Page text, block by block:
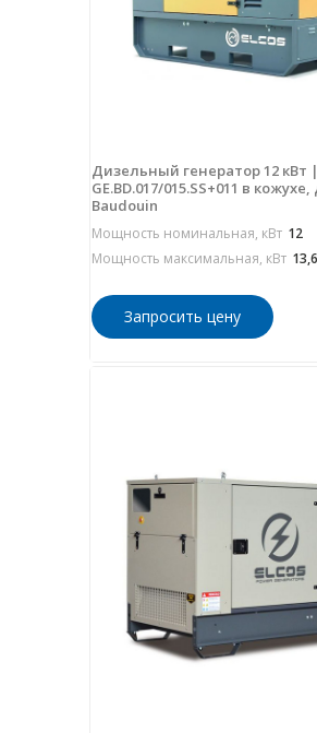
Дизельный генератор 12 кВт |
GE.BD.017/015.SS+011 в
Baudouin
Мощность номинальная, кВт 12
Мощность максимальная, кВт 13,6
Запросить цену